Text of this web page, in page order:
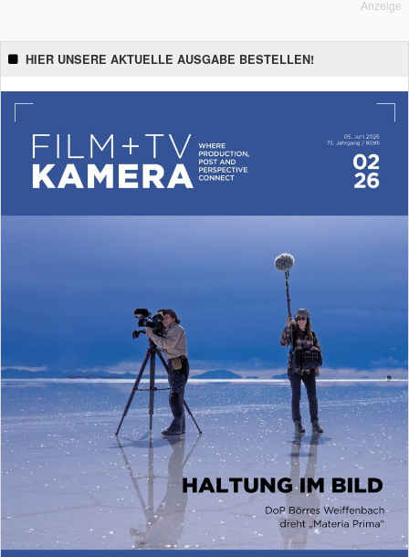
Anzeige
HIER UNSERE AKTUELLE AUSGABE BESTELLEN!